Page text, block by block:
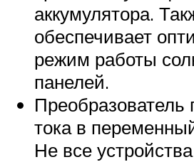
аккумулятора.
обеспечивает
режим работы
панелей.
Преобразователь
тока в
Не все